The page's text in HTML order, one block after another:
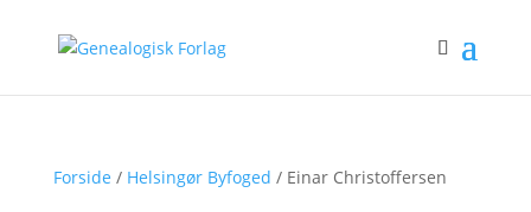
Forside / Helsingør Byfoged / Einar Christoffersen